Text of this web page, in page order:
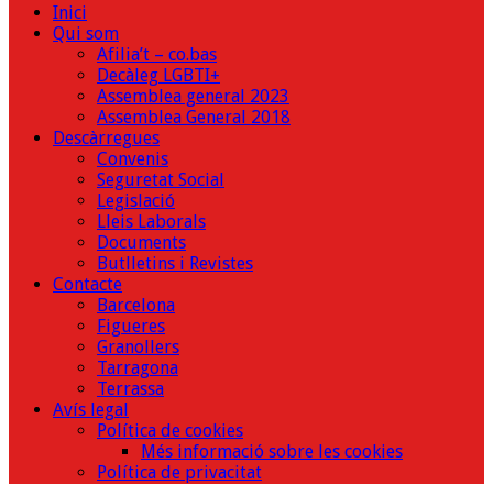
Inici
Qui som
Afilia’t – co.bas
Decàleg LGBTI+
Assemblea general 2023
Assemblea General 2018
Descàrregues
Convenis
Seguretat Social
Legislació
Lleis Laborals
Documents
Butlletins i Revistes
Contacte
Barcelona
Figueres
Granollers
Tarragona
Terrassa
Avís legal
Política de cookies
Més informació sobre les cookies
Política de privacitat